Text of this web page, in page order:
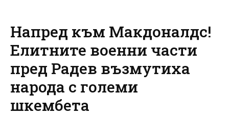
Напред към Макдоналдс!
Елитните военни части
пред Радев възмутиха
народа с големи
шкембета